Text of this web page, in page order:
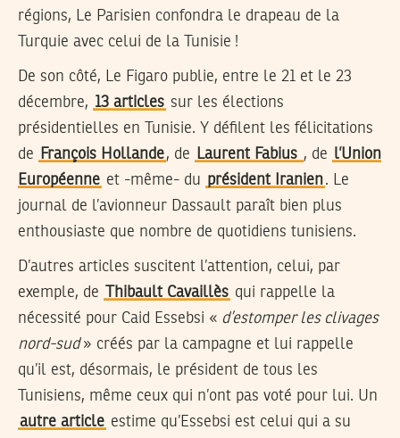
régions, Le Parisien confondra le drapeau de la
Turquie avec celui de la Tunisie !
De son côté, Le Figaro publie, entre le 21 et le 23
décembre, 13 articles sur les élections
présidentielles en Tunisie. Y défilent les félicitations
de
François Hollande, de Laurent Fabius , de l’Union
Européenne et -même- du président Iranien. Le
journal de l’avionneur Dassault paraît bien plus
enthousiaste que nombre de quotidiens tunisiens.
D’autres articles suscitent l’attention, celui, par
exemple, de
Thibault Cavaillès qui rappelle la
nécessité pour Caid Essebsi « d’estomper les clivages
nord-sud» créés par la campagne et lui rappelle
qu’il est, désormais, le président de tous les
Tunisiens, même ceux qui n’ont pas voté pour lui. Un
autre article estime qu’Essebsi est celui qui a su